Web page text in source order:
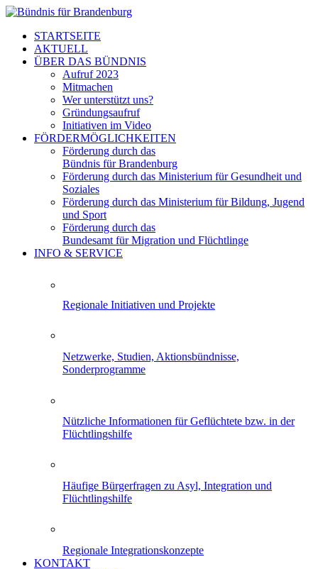
STARTSEITE
AKTUELL
ÜBER DAS BÜNDNIS
Aufruf 2023
Mitmachen
Wer unterstützt uns?
Gründungsaufruf
Initiativen im Video
FÖRDERMÖGLICHKEITEN
Förderung durch das
Bündnis für Brandenburg
Förderung durch das Ministerium für Gesundheit und
Soziales
Förderung durch das Ministerium für Bildung, Jugend
und Sport
Förderung durch das
Bundesamt für Migration und Flüchtlinge
INFO & SERVICE
Regionale Initiativen und Projekte
Netzwerke, Studien, Aktionsbündnisse,
Sonderprogramme
Nützliche Informationen für Geflüchtete bzw. in der
Flüchtlingshilfe
Häufige Bürgerfragen zu Asyl, Integration und
Flüchtlingshilfe
Regionale Integrationskonzepte
KONTAKT